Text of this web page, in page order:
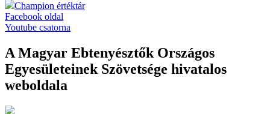
Champion értéktár
Facebook oldal
Youtube csatorna
A Magyar Ebtenyésztők Országos
Egyesületeinek Szövetsége hivatalos
weboldala